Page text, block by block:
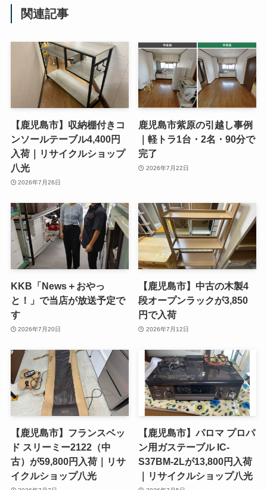
関連記事
【鹿児島市】収納棚付きコ
ンソールテーブル4,400円
入荷｜リサイクルショップ
八光
2026年7月26日
鹿児島市紫原の引越し事例
｜軽トラ1台・2名・90分で
完了
2026年7月22日
KKB「News＋おやっ
と！」で当店が放送予定で
す
2026年7月20日
【鹿児島市】中古の木製4
段オープンラックが3,850
円で入荷
2026年7月12日
【鹿児島市】フランスベッ
ド スリーミー2122（中
古）が59,800円入荷｜リサ
イクルショップ八光
【鹿児島市】パロマ プロパ
ン用ガステーブル IC-
S37BM-2Lが13,800円入荷
｜リサイクルショップ八光